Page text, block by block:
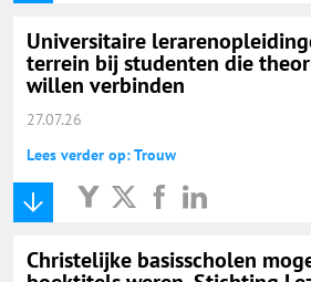
Universitaire
terrein bij studenten die
willen verbinden
27.07.26
Lees verder op: Trouw
Christelijke basisscholen